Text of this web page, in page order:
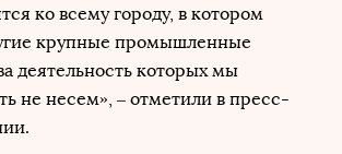
ко всему городу, в котором
крупные промышленные
деятельность которых мы
не несем», – отметили в пресс-